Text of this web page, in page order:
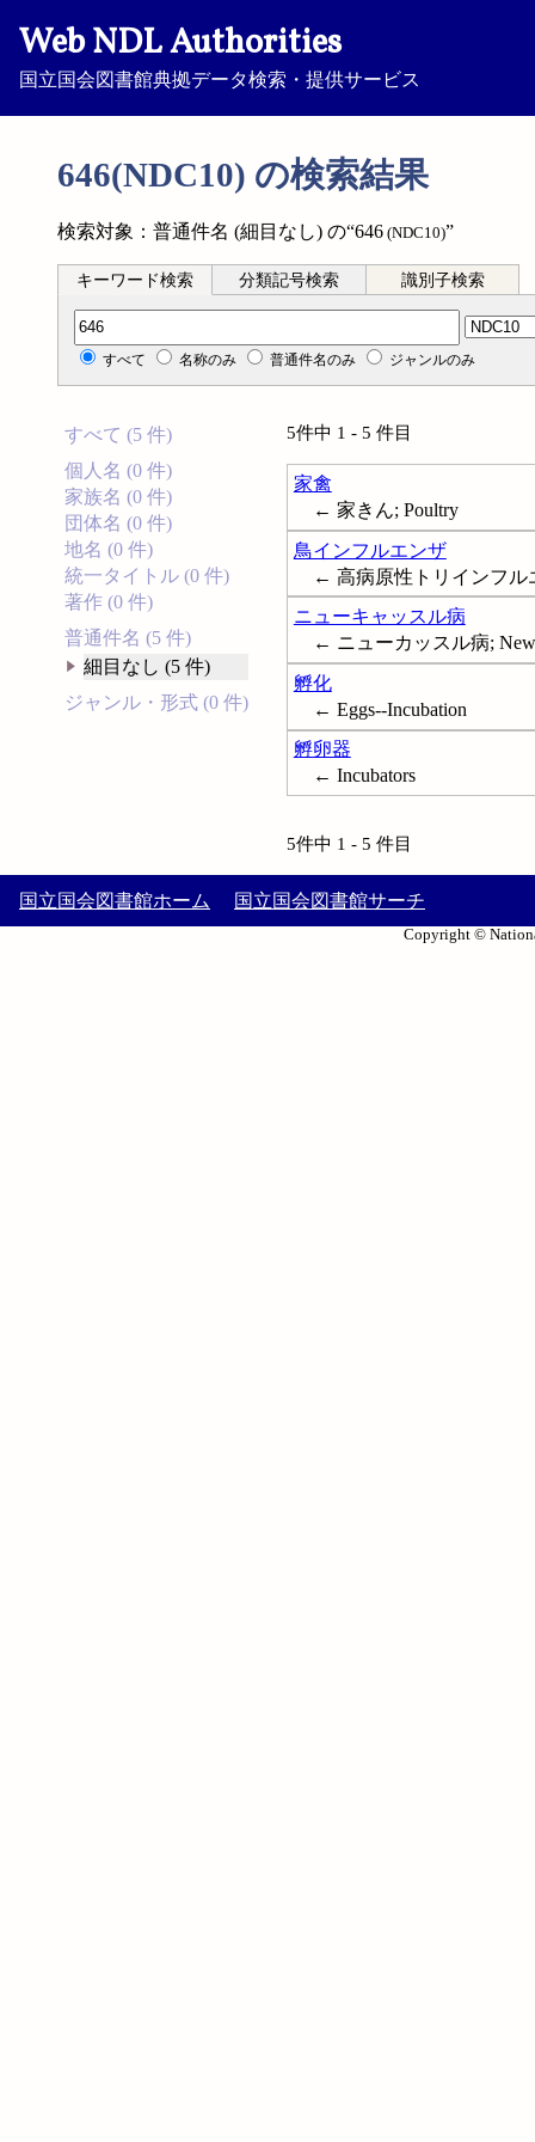
Web NDL Authorities
国立国会図書館典拠データ検索・提供サービス
646(NDC10) の検索結果
検索対象：普通件名 (細目なし) の“646 (NDC10)”
キーワード検索 分類記号検索 識別子検索
分類記号検索
すべて 名称のみ 普通件名のみ ジャンルのみ
すべて (5 件)
個人名 (0 件)
家族名 (0 件)
団体名 (0 件)
地名 (0 件)
統一タイトル (0 件)
著作 (0 件)
普通件名 (5 件)
細目なし (5 件)
ジャンル・形式 (0 件)
5件中 1 - 5 件目
家禽
← 家きん; Poultry
鳥インフルエンザ
← 高病原性トリインフル
ニューキャッスル病
← ニューカッスル病;
孵化
← Eggs--Incubation
孵卵器
← Incubators
5件中 1 - 5 件目
国立国会図書館ホーム 国立国会図書館サーチ
Copyright ©